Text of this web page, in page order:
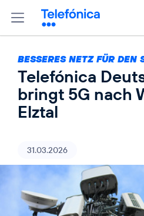
BESSERES NETZ FÜR DEN
Telefónica
bringt 5G nach
Elztal
31.03.2026